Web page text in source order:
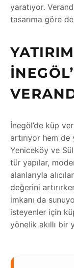
yaratıyor.
tasarıma göre
İnegöl’de küp
artırıyor hem de
Yeniceköy ve
tür yapılar,
alanlarıyla
değerini
imkanı da
isteyenler için
yönelik akıllı bir